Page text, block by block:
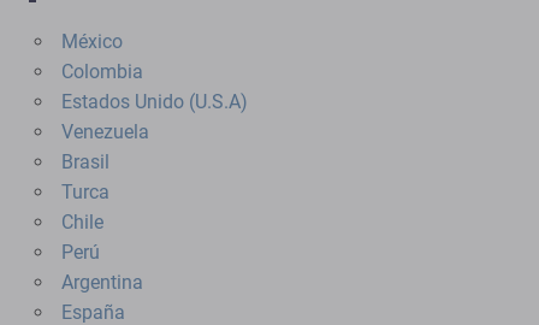
México
Colombia
Estados Unido (U.S.A)
Venezuela
Brasil
Turca
Chile
Perú
Argentina
España